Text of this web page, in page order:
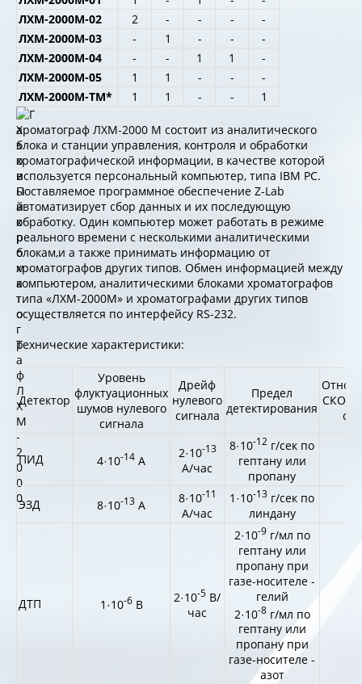
ЛХМ-2000М-02
2 - - -
-
ЛХМ-2000М-03
- 1 - -
-
ЛХМ-2000М-04
- - 1 1
-
ЛХМ-2000М-05
1 1 - -
-
ЛХМ-2000М-ТМ*
1 1 - - 1
Хроматограф ЛХМ-2000 М состоит из аналитического
блока и станции управления, контроля и обработки
хроматографической информации, в качестве которой
используется персональный компьютер, типа IBM PC.
Поставляемое программное обеспечение Z-Lab
автоматизирует сбор данных и их последующую
обработку. Один компьютер может работать в режиме
реального времени с несколькими аналитическими
блокам,и а также принимать информацию от
хроматографов других типов. Обмен информацией между
компьютером, аналитическими блоками хроматографов
типа «ЛХМ-2000М» и хроматографами других типов
осуществляется по интерфейсу RS-232.
Технические характеристики:
Детектор
Уровень
флуктуационных
шумов нулевого
сигнала
Дрейф
нулевого
сигнала
Предел
детектирования
СКО
ПИД 4·10-14 А
2·10-13
А/час
8·10-12 г/сек по
гептану или
пропану
ЭЗД 8·10-13 А 8·10-11
А/час
1·10-13 г/сек по
линдану
ДТП 1·10-6В 2·10-5 В/
час
2·10-9г/мл по
гептану или
пропану при
газе-носителе -
гелий
2·10-8г/мл по
гептану или
пропану при
газе-носителе -
азот